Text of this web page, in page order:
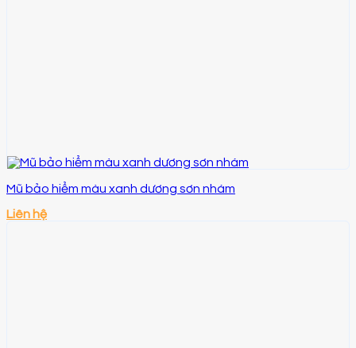
Mũ bảo hiểm màu xanh dương sơn nhám
Liên hệ